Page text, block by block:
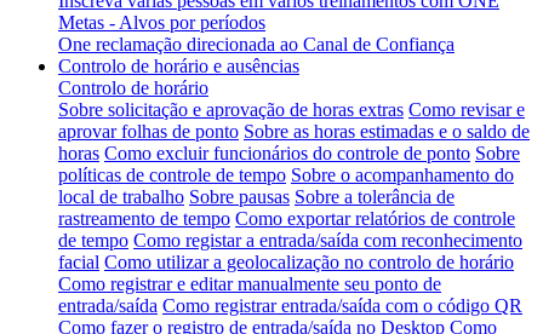
Metas - Alvos por períodos
One reclamação direcionada ao Canal de Confiança
Controlo de horário e ausências
Controlo de horário
Sobre solicitação e aprovação de horas extras Como revisar e
aprovar folhas de ponto Sobre as horas estimadas e o saldo de
horas Como excluir funcionários do controle de ponto Sobre
políticas de controle de tempo Sobre o acompanhamento do
local de trabalho Sobre pausas Sobre a tolerância de
rastreamento de tempo Como exportar relatórios de controle
de tempo Como registar a entrada/saída com reconhecimento
facial Como utilizar a geolocalização no controlo de horário
Como registrar e editar manualmente seu ponto de
entrada/saída Como registrar entrada/saída com o código QR
Como fazer o registro de entrada/saída no Desktop Como